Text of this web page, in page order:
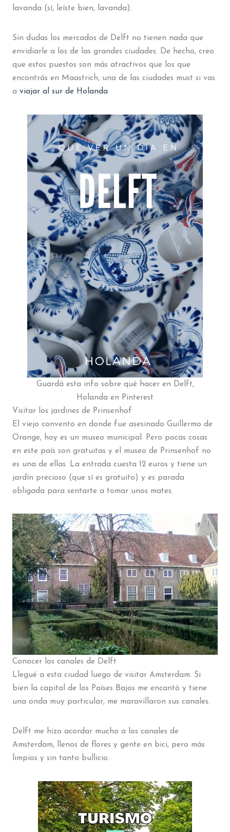
lavanda (sí, leíste bien, lavanda).
Sin dudas los mercados de Delft no tienen nada que
envidiarle a los de las grandes ciudades. De hecho, creo
que estos puestos son más atractivos que los que
encontrás en Maastrich, una de las ciudades must si vas
a viajar al sur de Holanda
Guardá esta info sobre qué hacer en Delft,
Holanda en Pinterest
Visitar los jardines de Prinsenhof
El viejo convento en donde fue asesinado Guillermo de
Orange, hoy es un museo municipal. Pero pocas cosas
en este país son gratuitas y el museo de Prinsenhof no
es una de ellas. La entrada cuesta 12 euros y tiene un
jardín precioso (que sí es gratuito) y es parada
obligada para sentarte a tomar unos mates.
Conocer los canales de Delft
Llegué a esta ciudad luego de visitar Amsterdam. Si
bien la capital de los Países Bajos me encantó y tiene
una onda muy particular, me maravillaron sus canales.
Delft me hizo acordar mucho a los canales de
Amsterdam, llenos de flores y gente en bici, pero más
limpios y sin tanto bullicio.